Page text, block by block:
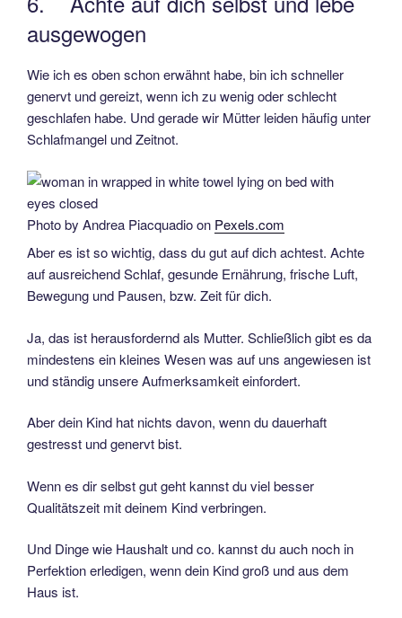
ausgewogen
Wie ich es oben schon erwähnt habe, bin ich schneller
genervt und gereizt, wenn ich zu wenig oder schlecht
geschlafen habe. Und gerade wir Mütter leiden häufig unter
Schlafmangel und Zeitnot.
Photo by Andrea Piacquadio on Pexels.com
Aber es ist so wichtig, dass du gut auf dich achtest. Achte
auf ausreichend Schlaf, gesunde Ernährung, frische Luft,
Bewegung und Pausen, bzw. Zeit für dich.
Ja, das ist herausfordernd als Mutter. Schließlich gibt es da
mindestens ein kleines Wesen was auf uns angewiesen ist
und ständig unsere Aufmerksamkeit einfordert.
Aber dein Kind hat nichts davon, wenn du dauerhaft
gestresst und genervt bist.
Wenn es dir selbst gut geht kannst du viel besser
Qualitätszeit mit deinem Kind verbringen.
Und Dinge wie Haushalt und co. kannst du auch noch in
Perfektion erledigen, wenn dein Kind groß und aus dem
Haus ist.